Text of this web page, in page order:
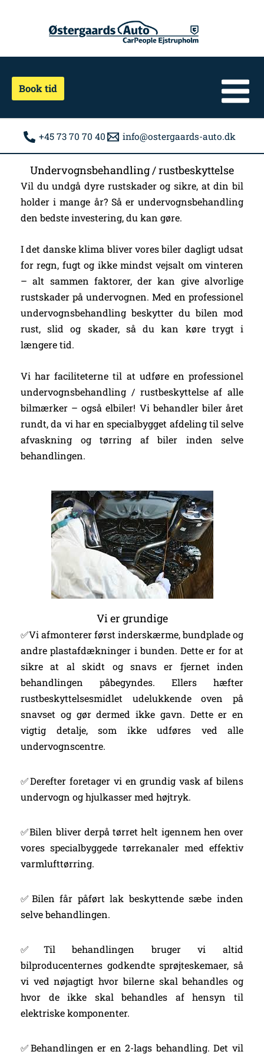
Book tid
+45 73 70 70 40 info@ostergaards-auto.dk
Undervognsbehandling / rustbeskyttelse
Vil du undgå dyre rustskader og sikre, at din bil
holder i mange år? Så er undervognsbehandling
den bedste investering, du kan gøre.
I det danske klima bliver vores biler dagligt udsat
for regn, fugt og ikke mindst vejsalt om vinteren
– alt sammen faktorer, der kan give alvorlige
rustskader på undervognen. Med en professionel
undervognsbehandling beskytter du bilen mod
rust, slid og skader, så du kan køre trygt i
længere tid.
Vi har faciliteterne til at udføre en professionel
undervognsbehandling / rustbeskyttelse af alle
bilmærker – også elbiler! Vi behandler biler året
rundt, da vi har en specialbygget afdeling til selve
afvaskning og tørring af biler inden selve
behandlingen.
Vi er grundige
✅Vi afmonterer først inderskærme, bundplade og
andre plastafdækninger i bunden. Dette er for at
sikre at al skidt og snavs er fjernet inden
behandlingen påbegyndes. Ellers hæfter
rustbeskyttelsesmidlet udelukkende oven på
snavset og gør dermed ikke gavn. Dette er en
vigtig detalje, som ikke udføres ved alle
undervognscentre.
✅Derefter foretager vi en grundig vask af bilens
undervogn og hjulkasser med højtryk.
✅Bilen bliver derpå tørret helt igennem hen over
vores specialbyggede tørrekanaler med effektiv
varmlufttørring.
✅Bilen får påført lak beskyttende sæbe inden
selve behandlingen.
✅Til behandlingen bruger vi altid
bilproducenternes godkendte sprøjteskemaer, så
vi ved nøjagtigt hvor bilerne skal behandles og
hvor de ikke skal behandles af hensyn til
elektriske komponenter.
✅Behandlingen er en 2-lags behandling. Det vil